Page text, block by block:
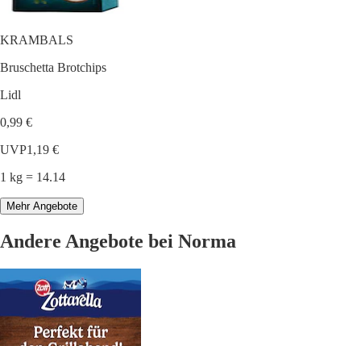
KRAMBALS
Bruschetta Brotchips
Lidl
0,99 €
UVP1,19 €
1 kg = 14.14
Mehr Angebote
Andere Angebote bei Norma